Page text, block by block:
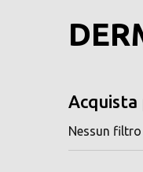
Acquista
Nessun